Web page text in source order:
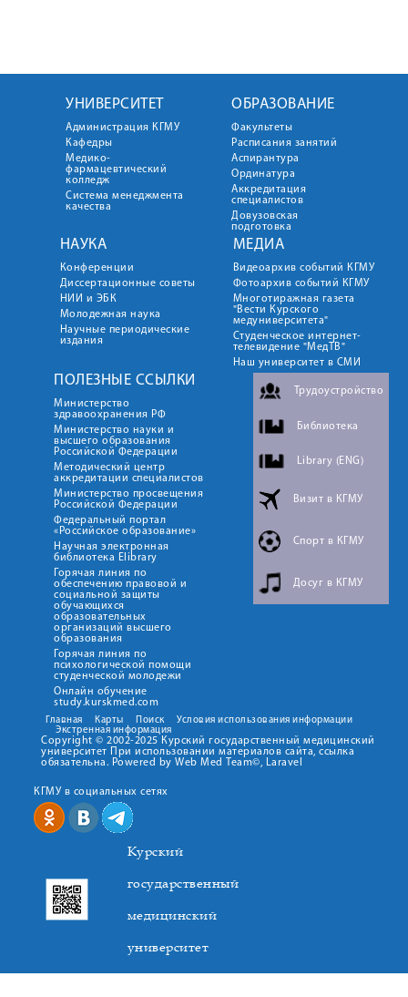
УНИВЕРСИТЕТ
Администрация КГМУ
Кафедры
Медико-
фармацевтический
колледж
Система менеджмента
качества
ОБРАЗОВАНИЕ
Факультеты
Расписания занятий
Аспирантура
Ординатура
Аккредитация
специалистов
Довузовская
подготовка
НАУКА
Конференции
Диссертационные советы
НИИ и ЭБК
Молодежная наука
Научные периодические
издания
МЕДИА
Видеоархив событий КГМУ
Фотоархив событий КГМУ
Многотиражная газета
"Вести Курского
медуниверситета"
Студенческое интернет-
телевидение "МедТВ"
Наш университет в СМИ
ПОЛЕЗНЫЕ ССЫЛКИ
Министерство
здравоохранения РФ
Министерство науки и
высшего образования
Российской Федерации
Методический центр
аккредитации специалистов
Министерство просвещения
Российской Федерации
Федеральный портал
«Российское образование»
Научная электронная
библиотека Elibrary
Горячая линия по
обеспечению правовой и
социальной защиты
обучающихся
образовательных
организаций высшего
образования
Горячая линия по
психологической помощи
студенческой молодежи
Онлайн обучение
study.kurskmed.com
Трудоустройство
Библиотека
Library (ENG)
Визит в КГМУ
Спорт в КГМУ
Досуг в КГМУ
Главная Карты Поиск
Условия использования информации
Экстренная информация
Copyright © 2002-2025 Курский государственный медицинский
университет При использовании материалов сайта, ссылка
обязательна. Powered by Web Med Team©, Laravel
КГМУ в социальных сетях
Курский
государственный
медицинский
университет